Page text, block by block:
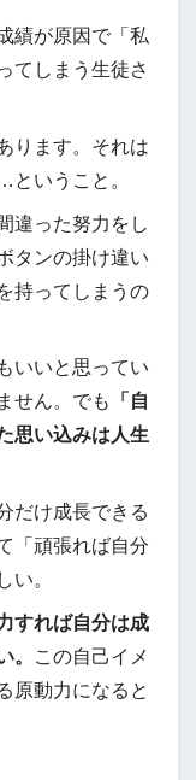
績が原因で「私
てしまう生徒さ
ります。それは
ということ。
違った努力をし
タンの掛け違い
持ってしまうの
いいと思ってい
せん。でも
「自
思い込みは人生
だけ成長できる
「頑張れば自分
い。
すれば自分は成
。
この自己イメ
原動力になると